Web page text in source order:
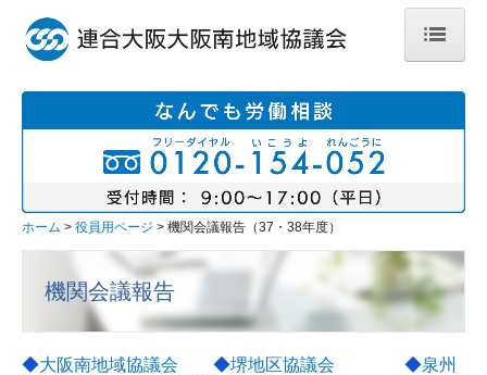
地域・地区紹介
大阪南地域協議会
堺地区協議会
泉州地区協議会
泉南地区協議会
社会貢献活動のご紹介
ホーム 役員用ページ 機関会議報告（37・38年度）
機関会議報告
◆大阪南地域協議会 ◆堺地区協議会 ◆泉州